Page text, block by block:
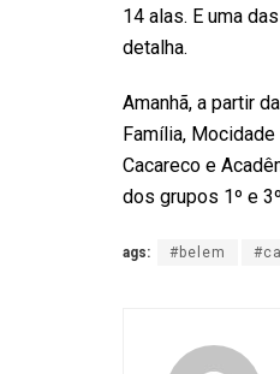
14 alas. E uma
detalha.
Amanhã, a partir
Família,
Cacareco e
dos grupos 1º e
ags: #belem